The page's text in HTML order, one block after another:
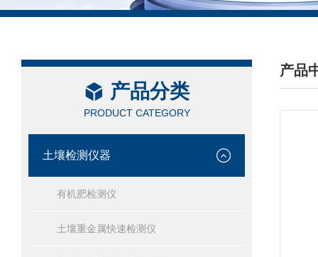
产品分类
PRODUCT CATEGORY
土壤检测仪器
有机肥检测仪
土壤重金属快速检测仪
产品
/